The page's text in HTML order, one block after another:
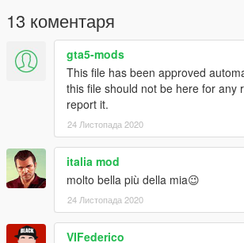
13 коментаря
gta5-mods
This file has been approved
this file should not be here for any
report it.
24 Листопада 2020
italia mod
molto bella più della mia😉
24 Листопада 2020
VIFederico